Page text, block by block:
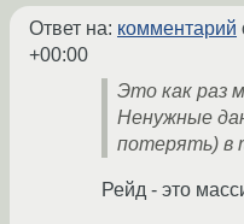
Ответ на: комментарий
+00:00
Это как раз
Ненужные
потерять) в
Рейд - это